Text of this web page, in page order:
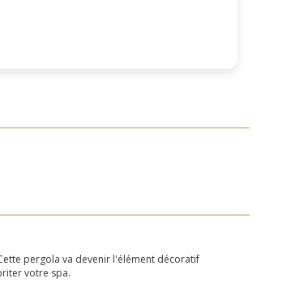
pergola va devenir l'élément décoratif
votre spa.